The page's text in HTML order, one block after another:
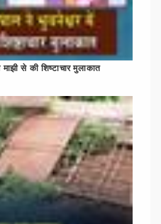
माझी से की शिष्टाचार मुलाकात